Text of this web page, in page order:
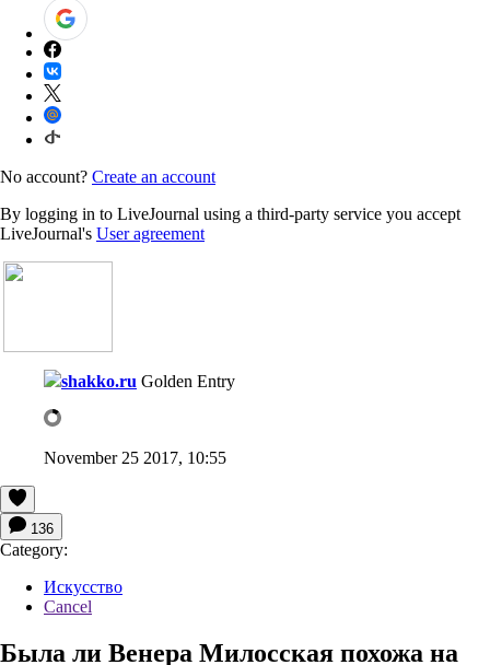
No account? Create an account
By logging in to LiveJournal using a third-party service you accept
LiveJournal's User agreement
shakko.ru Golden Entry
November 25 2017, 10:55
136
Category:
Искусство
Cancel
Была ли Венера Милосская похожа на